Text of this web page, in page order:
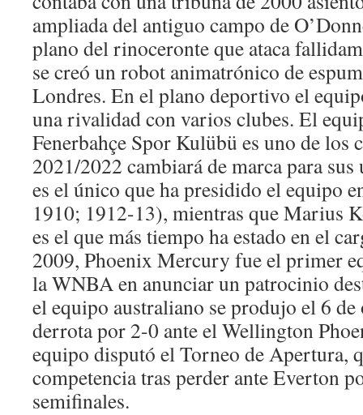
ampliada del antiguo campo de
plano del rinoceronte que ataca
se creó un robot animatrónico de
Londres. En el plano deportivo el
una rivalidad con varios clubes. El
Fenerbahçe Spor Kulübü es uno de los
2021/2022 cambiará de marca para
es el único que ha presidido el equipo
1910; 1912-13), mientras que Marius
es el que más tiempo ha estado en el
2009, Phoenix Mercury fue el primer
la WNBA en anunciar un patrocinio
el equipo australiano se produjo el 6
derrota por 2-0 ante el Wellington
equipo disputó el Torneo de Apertura,
competencia tras perder ante Everton
semifinales.